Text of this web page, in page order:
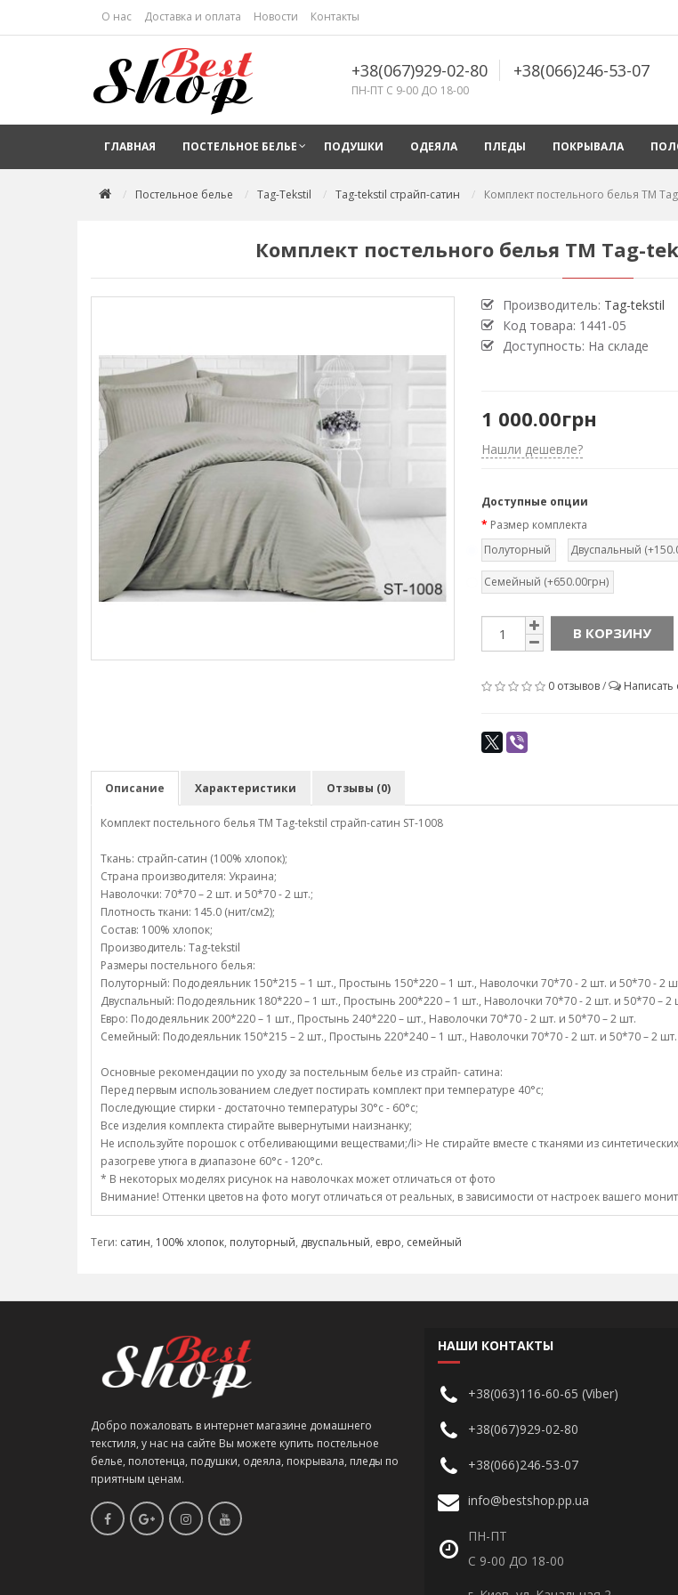
О нас Доставка и оплата Новости Контакты
+38(067)929-02-80 +38(066)246-53-07
ПН-ПТ С 9-00 ДО 18-00
ГЛАВНАЯ ПОСТЕЛЬНОЕ БЕЛЬЕ ПОДУШКИ ОДЕЯЛА ПЛЕДЫ ПОКРЫВАЛА
Постельное белье Tag-Tekstil Tag-tekstil страйп-сатин Комплект постельного белья TM
Комплект постельного белья TM Tag-
Производитель: Tag-tekstil
Код товара: 1441-05
Доступность: На складе
1 000.00грн
Нашли дешевле?
Доступные опции
Размер комплекта
Полуторный
Двуспальный
Семейный (+650.00грн)
В КОРЗИНУ
0 отзывов/ Написать
Описание Характеристики Отзывы (0)
Комплект постельного белья TM Tag-tekstil страйп-сатин ST-1008
Ткань: страйп-сатин (100% хлопок);
Страна производителя: Украина;
Наволочки: 70*70 – 2 шт. и 50*70 - 2 шт.;
Плотность ткани: 145.0 (нит/см2);
Состав: 100% хлопок;
Производитель: Tag-tekstil
Размеры постельного белья:
Полуторный: Пододеяльник 150*215 – 1 шт., Простынь 150*220 – 1 шт., Наволочки 70*70 - 2 шт. и 50*70 - 2
Двуспальный: Пододеяльник 180*220 – 1 шт., Простынь 200*220 – 1 шт., Наволочки 70*70 - 2 шт. и 50*70 – 2
Евро: Пододеяльник 200*220 – 1 шт., Простынь 240*220 – шт., Наволочки 70*70 - 2 шт. и 50*70 – 2 шт.
Семейный: Пододеяльник 150*215 – 2 шт., Простынь 220*240 – 1 шт., Наволочки 70*70 - 2 шт. и 50*70 – 2 шт.
Основные рекомендации по уходу за постельным белье из страйп- сатина:
Перед первым использованием следует постирать комплект при температуре 40°c;
Последующие стирки - достаточно температуры 30°c - 60°c;
Все изделия комплекта стирайте вывернутыми наизнанку;
Не используйте порошок с отбеливающими веществами;/li> Не стирайте вместе с тканями из
разогреве утюга в диапазоне 60°c - 120°c.
* В некоторых моделях рисунок на наволочках может отличаться от фото
Внимание! Оттенки цветов на фото могут отличаться от реальных, в зависимости от настроек вашего
Теги: сатин, 100% хлопок, полуторный, двуспальный, евро, семейный
Добро пожаловать в интернет магазине домашнего
текстиля, у нас на сайте Вы можете купить постельное
белье, полотенца, подушки, одеяла, покрывала, пледы по
приятным ценам.
НАШИ КОНТАКТЫ
+38(063)116-60-65 (Viber)
+38(067)929-02-80
+38(066)246-53-07
info@bestshop.pp.ua
ПН-ПТ
С 9-00 ДО 18-00